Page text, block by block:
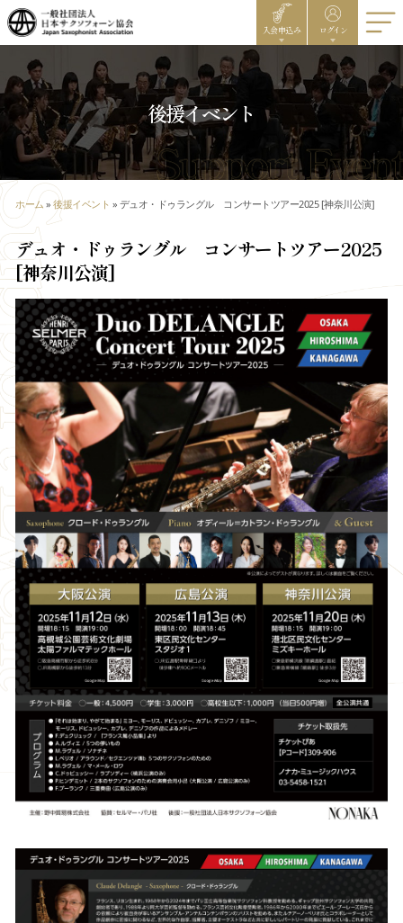
入会申込み ログイン
後援イベント
ホーム » 後援イベント » デュオ・ドゥラングル コンサートツアー2025 [神奈川公演]
デュオ・ドゥラングル コンサートツアー2025
[神奈川公演]